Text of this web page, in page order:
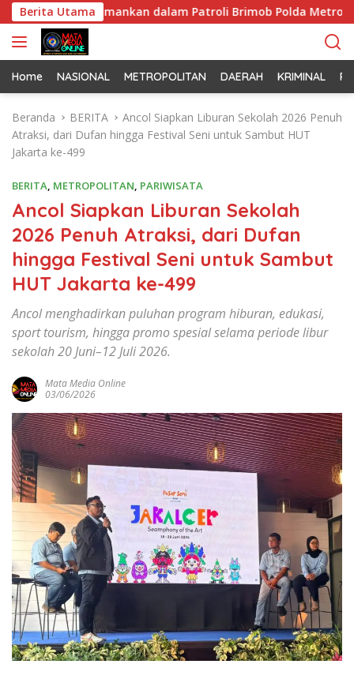
a
g
u
Berita Utama
Diamankan dalam Patroli Brimob Polda Metro Jaya
Home NASIONAL METROPOLITAN DAERAH KRIMINAL
Beranda BERITA
Ancol Siapkan Liburan Sekolah 2026 Penuh
Atraksi, dari Dufan hingga Festival Seni untuk Sambut HUT
Jakarta ke-499
BERITA, METROPOLITAN, PARIWISATA
Ancol Siapkan Liburan Sekolah
2026 Penuh Atraksi, dari Dufan
hingga Festival Seni untuk Sambut
HUT Jakarta ke-499
Ancol menghadirkan puluhan program hiburan, edukasi,
sport tourism, hingga promo spesial selama periode libur
sekolah 20 Juni–12 Juli 2026.
Mata Media Online
03/06/2026